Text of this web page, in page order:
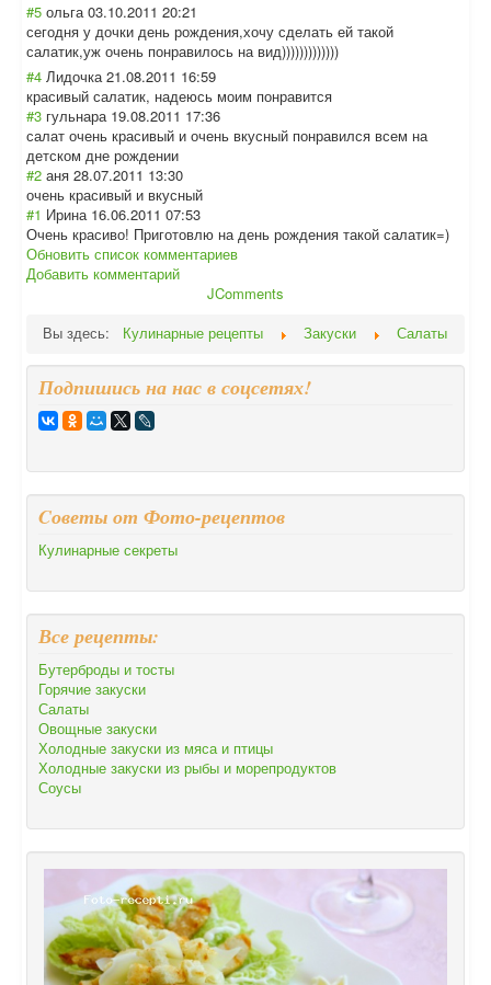
#5 ольга 03.10.2011 20:21
сегодня у дочки день рождения,хочу сделать ей такой
салатик,уж очень понравилось на вид)))))))))))))
#4 Лидочка 21.08.2011 16:59
красивый салатик, надеюсь моим понравится
#3 гульнара 19.08.2011 17:36
салат очень красивый и очень вкусный понравился всем на
детском дне рождении
#2 аня 28.07.2011 13:30
очень красивый и вкусный
#1 Ирина 16.06.2011 07:53
Очень красиво! Приготовлю на день рождения такой салатик=)
Обновить список комментариев
Добавить комментарий
JComments
Вы здесь:
Кулинарные рецепты Закуски Салаты
Подпишись на нас в соцсетях!
Cоветы от Фото-рецептов
Кулинарные секреты
Все рецепты:
Бутерброды и тосты
Горячие закуски
Салаты
Овощные закуски
Холодные закуски из мяса и птицы
Холодные закуски из рыбы и морепродуктов
Соусы